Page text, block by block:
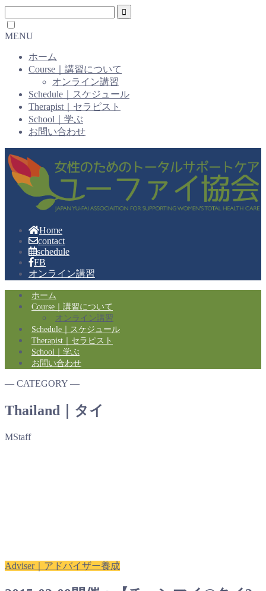
MENU
ホーム
Course｜講習について
オンライン講習
Schedule｜スケジュール
Therapist｜セラピスト
School｜学ぶ
お問い合わせ
Home
contact
schedule
FB
オンライン講習
ホーム
Course｜講習について
オンライン講習
Schedule｜スケジュール
Therapist｜セラピスト
School｜学ぶ
お問い合わせ
― CATEGORY ―
Thailand｜タイ
MStaff
Adviser｜アドバイザー養成